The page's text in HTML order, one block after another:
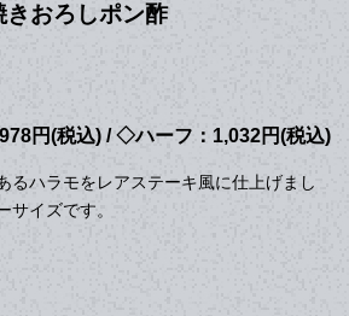
きおろしポン酢
円(税込) / ◇ハーフ：1,032円(税込)
るハラモをレアステーキ風に仕上げまし
イズです。